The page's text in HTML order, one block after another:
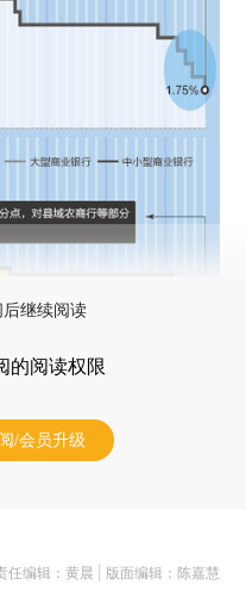
继续阅读
的阅读权限
/会员升级
任编辑：黄晨 | 版面编辑：陈嘉慧